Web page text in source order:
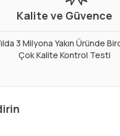
Kalite ve Güvence
3 Milyona Yakın Üründe
Çok Kalite Kontrol Testi